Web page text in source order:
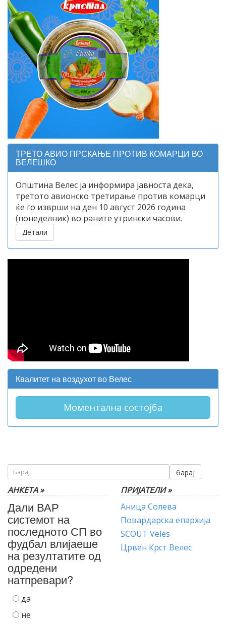
ТРЕТО АВИО ПРСКАЊЕ ПРОТИВ КОМАРЦИ ВО
ВЕЛЕШКО
Општина Велес ја информира јавноста дека,
третото авионско третирање против комарци
ќе го изврши на ден 10 август 2026 година
(понеделник) во раните утрински часови.
Детали
Квалитет на воздухот во Велес
Моментална состојба
барај
АНКЕТА »
Дали ВАР
системот на
последното СП во
фудбал влијаеше
на резултатите од
одредени
натпревари?
да
не
ПРИЈАТЕЛИ »
Аница Солева
Повардарска епархија
SCOUT Veles
Црвен Крст Велес